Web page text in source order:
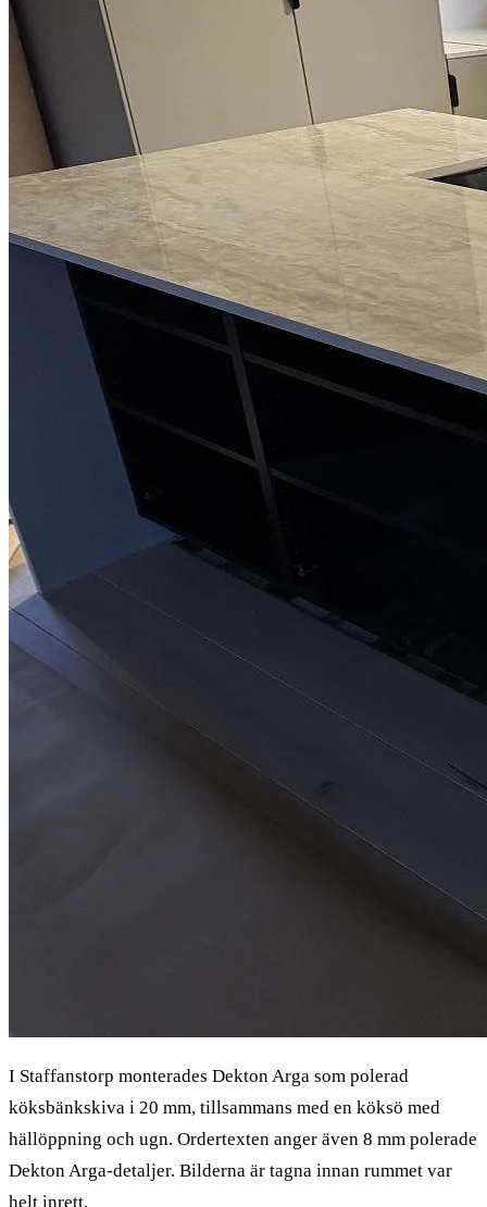
I Staffanstorp monterades Dekton Arga som polerad
köksbänkskiva i 20 mm, tillsammans med en köksö med
hällöppning och ugn. Ordertexten anger även 8 mm polerade
Dekton Arga-detaljer. Bilderna är tagna innan rummet var
helt inrett.